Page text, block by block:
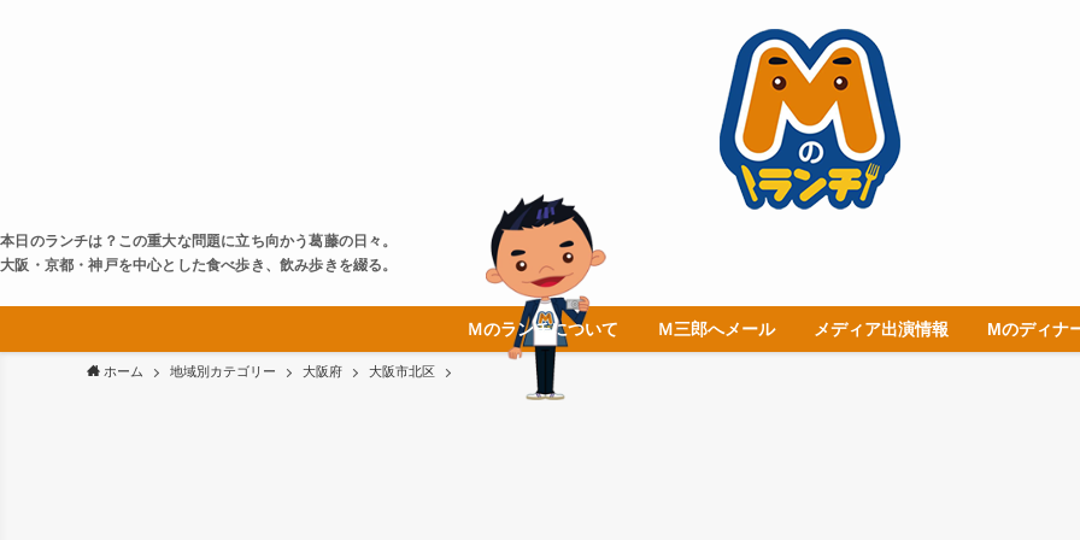
本日のランチは？この重大な問題に立ち向かう葛藤の日々。
大阪・京都・神戸を中心とした食べ歩き、飲み歩きを綴る。
Ｍのランチについて Ｍ三郎へメール メディア出演情報 Mのディナ
ホーム 地域別カテゴリー 大阪府 大阪市北区